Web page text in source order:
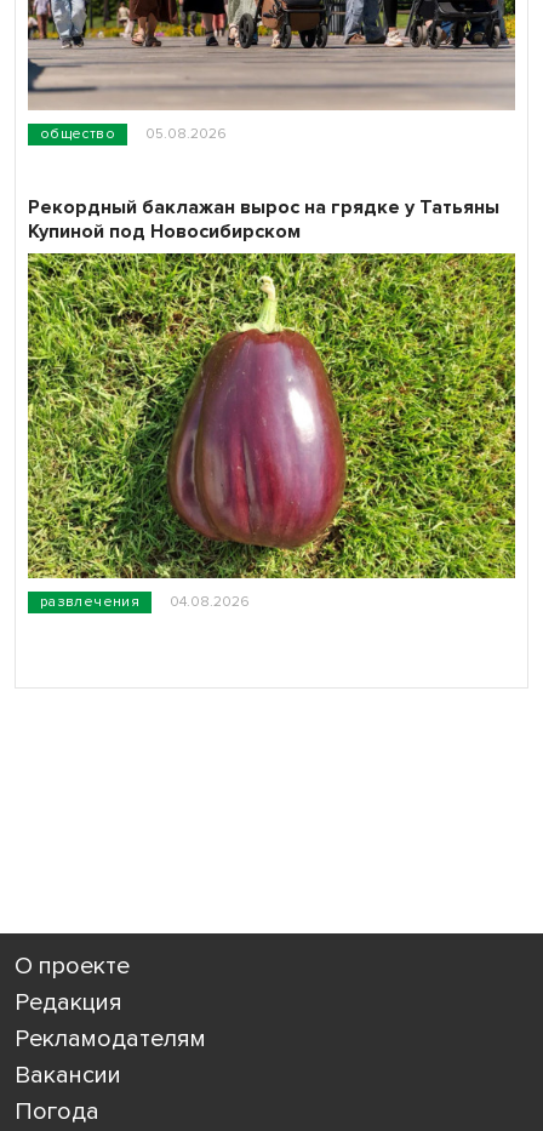
общество 05.08.2026
развлечения 04.08.2026
Рекордный баклажан вырос на грядке у Татьяны
Купиной под Новосибирском
О проекте
Редакция
Рекламодателям
Вакансии
Погода